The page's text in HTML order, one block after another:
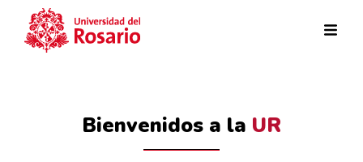
Bienvenidos a la UR